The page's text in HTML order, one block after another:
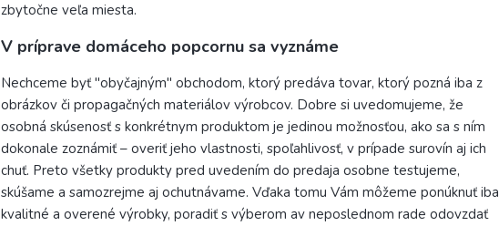
zbytočne veľa miesta.
V príprave domáceho popcornu sa vyznáme
Nechceme byť "obyčajným" obchodom, ktorý predáva tovar, ktorý pozná iba z
obrázkov či propagačných materiálov výrobcov. Dobre si uvedomujeme, že
osobná skúsenosť s konkrétnym produktom je jedinou možnosťou, ako sa s ním
dokonale zoznámiť – overiť jeho vlastnosti, spoľahlivosť, v prípade surovín aj ich
chuť. Preto všetky produkty pred uvedením do predaja osobne testujeme,
skúšame a samozrejme aj ochutnávame. Vďaka tomu Vám môžeme ponúknuť iba
kvalitné a overené výrobky, poradiť s výberom av neposlednom rade odovzdať